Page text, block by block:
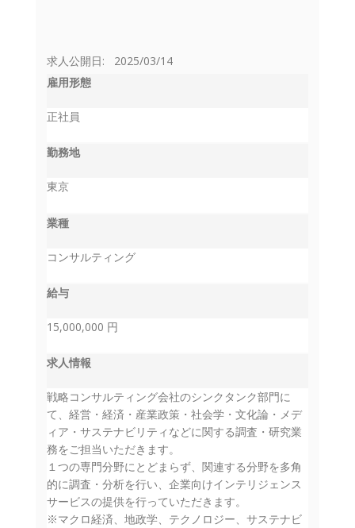
求人公開日: 2025/03/14
雇用形態
正社員
勤務地
東京
業種
コンサルティング
給与
15,000,000 円
求人情報
戦略コンサルティング会社のシンクタンク部門に
て、経営・経済・産業政策・社会学・文化論・メデ
ィア・サステナビリティなどに関する調査・研究業
務をご担当いただきます。
１つの専門分野にとどまらず、関連する分野を多角
的に調査・分析を行い、企業向けインテリジェンス
サービスの提供を行っていただきます。
※マクロ経済、地政学、テクノロジー、サステナビ